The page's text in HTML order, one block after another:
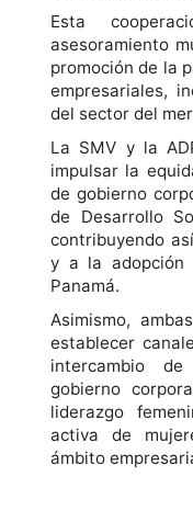
Esta
asesoramiento
promoción de la
empresariales,
del sector del
La SMV y la
impulsar la
de gobierno
de Desarrollo
contribuyendo
y a la adopción
Panamá.
Asimismo,
establecer
intercambio
gobierno
liderazgo
activa de
ámbito